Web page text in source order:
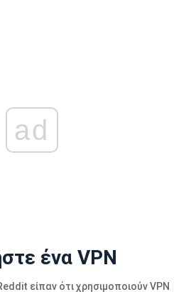
ad
ένα VPN
είπαν ότι χρησιμοποιούν VPN